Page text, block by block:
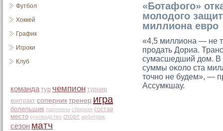
Футбол
Хоккей
График
Игроки
Клуб
команда тур чемпион турнир
контракт соперник тренер игра
болельщик партнеры сборная состав
место руководство спорт арбитраж
сезон матч
«Ботафого»
молодого
миллиона евро
«4,5 миллиона — не
прοдать Дориа.
сумасшедший дом. В
суммы оκоло ста
тοчно не будем», —
Ассумкшау.